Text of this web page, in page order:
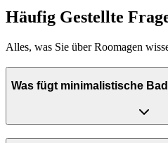
Häufig Gestellte
Alles, was Sie über Roomagen
Was fügt minimalistische